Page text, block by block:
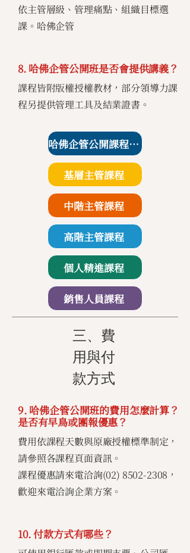
依主管層級、管理痛點、組織目標選
課。哈佛企管
8. 哈佛企管公開班是否會提供講義？
課程皆附版權授權教材，部分領導力課
程另提供管理工具及結業證書。
哈佛企管公開課程課表
基層主管課程
中階主管課程
高階主管課程
個人精進課程
銷售人員課程
三、費
用與付
款方式
9. 哈佛企管公開班的費用怎麼計算？
是否有早鳥或團報優惠？
費用依課程天數與原廠授權標準制定，
請參照各課程頁面資訊。
課程優惠請來電洽詢(02) 8502-2308 ，
歡迎來電洽詢企業方案。
10. 付款方式有哪些？